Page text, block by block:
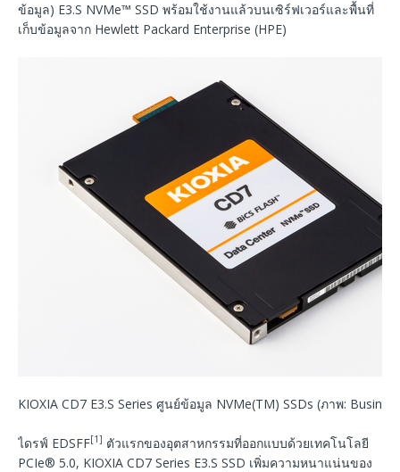
ข้อมูล) E3.S NVMe™ SSD พร้อมใช้งานแล้วบนเซิร์ฟเวอร์และพื้นที่
เก็บข้อมูลจาก Hewlett Packard Enterprise (HPE)
KIOXIA CD7 E3.S Series ศูนย์ข้อมูล NVMe(TM) SSDs (ภาพ:
ไดรฟ์ EDSFF[1] ตัวแรกของอุตสาหกรรมที่ออกแบบด้วยเทคโนโลยี
PCIe® 5.0, KIOXIA CD7 Series E3.S SSD เพิ่มความหนาแน่นของ